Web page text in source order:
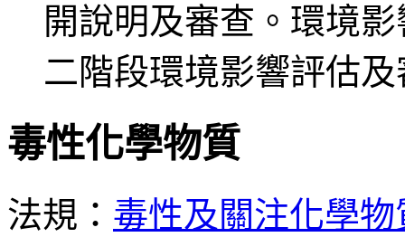
開說明及審查。環境
二階段環境影響評估
毒性化學物質
法規： 毒性及關注化學